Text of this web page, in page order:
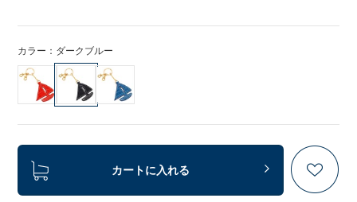
カラー：ダークブルー
カートに入れる